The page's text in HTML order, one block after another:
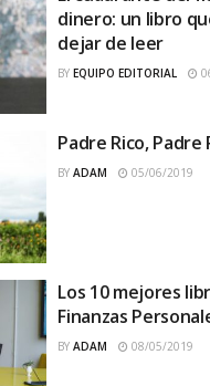
dinero: un libro
dejar de leer
BY EQUIPO EDITORIAL
Padre Rico, Padre
BY ADAM 05/06/2019
Los 10 mejores
Finanzas
BY ADAM 08/05/2019